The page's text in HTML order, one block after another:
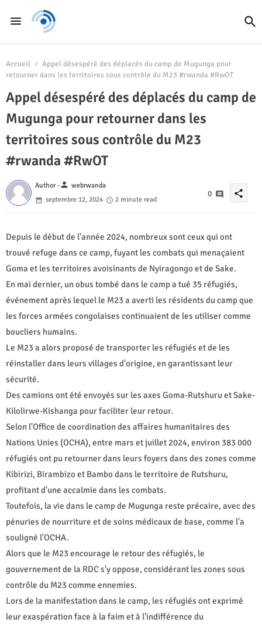
Accueil
Appel désespéré des déplacés du camp de Mugunga pour
retourner dans les territoires sous contrôle du M23 #rwanda #RwOT
Appel désespéré des déplacés du camp de
Mugunga pour retourner dans les
territoires sous contrôle du M23
#rwanda #RwOT
Author -person webrwanda
septembre 12, 2024
2 minute read
0 share
Depuis le début de l'année 2024, nombreux sont ceux qui ont
trouvé refuge dans ce camp, fuyant les combats qui menaçaient
Goma et les territoires avoisinants de Nyiragongo et de Sake.
En mai dernier, un obus tombé dans le camp a tué 35 réfugiés,
événement après lequel le M23 a averti les résidents du camp que
les forces armées congolaises continuaient de les utiliser comme
boucliers humains.
Le M23 a alors proposé de transporter les réfugiés et de les
réinstaller dans leurs villages d'origine, en garantissant leur
sécurité.
Des camions ont été envoyés sur les axes Goma-Rutshuru et Sake-
Kilolirwe-Kishanga pour faciliter leur retour.
Selon l'Office de coordination des affaires humanitaires des
Nations Unies (OCHA), entre mars et juillet 2024, environ 383 000
réfugiés ont pu retourner dans leurs foyers dans des zones comme
Kibirizi, Birambizo et Bambo dans le territoire de Rutshuru,
profitant d'une accalmie dans les combats.
Toutefois, la vie dans le camp de Mugunga reste précaire, avec des
pénuries de nourriture et de soins médicaux de base, comme l'a
souligné l'OCHA.
Alors que le M23 encourage le retour des réfugiés, le
gouvernement de la RDC s'y oppose, considérant les zones sous
contrôle du M23 comme ennemies.
Lors de la manifestation dans le camp, les réfugiés ont exprimé
leur exaspération face à la faim et à l'indifférence du